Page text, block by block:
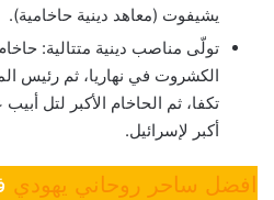
يشيفوت (معاهد دينية حاخامية).
تولّى مناصب دينية متتالية:
الكشروت في نهاريا، ثم رئيس
أكبر لإسرائيل.
افضل ساحر روحاني يهودي